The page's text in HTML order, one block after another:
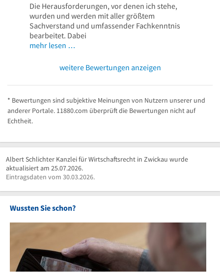
Die Herausforderungen, vor denen ich stehe,
wurden und werden mit aller größtem
Sachverstand und umfassender Fachkenntnis
bearbeitet. Dabei
mehr lesen …
weitere Bewertungen anzeigen
* Bewertungen sind subjektive Meinungen von Nutzern unserer und
anderer Portale. 11880.com überprüft die Bewertungen nicht auf
Echtheit.
Albert Schlichter Kanzlei für Wirtschaftsrecht in Zwickau wurde
aktualisiert am 25.07.2026.
Eintragsdaten vom 30.03.2026.
Wussten Sie schon?